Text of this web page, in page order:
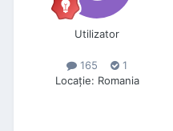
Utilizator
165
1
Locaţie: Romania